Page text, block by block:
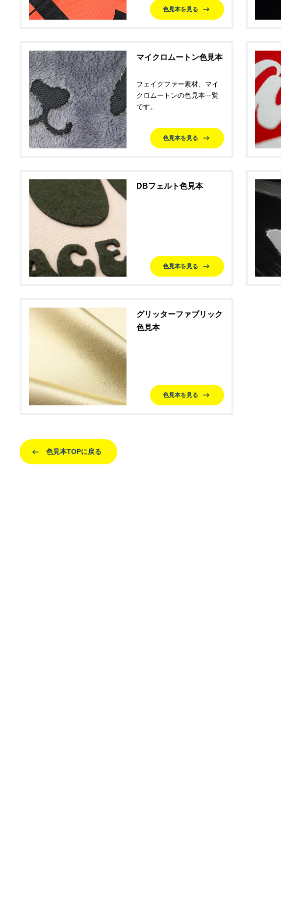
色見本を見る
マイクロムートン色見本
フェイクファー素材、マイ
クロムートンの色見本一覧
です。
色見本を見る
DBフェルト色見本
色見本を見る
グリッターファブリック
色見本
色見本を見る
色見本TOPに戻る